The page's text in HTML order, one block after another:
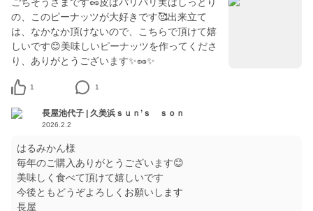
の、このピーナッツが大好きです🥰出来立て
は、なかなか頂けないので、こちらで頂けて嬉
しいです😊美味しいピーナッツを作ってくださ
り、ありがとうございます✨🥜✨
1 1
長屋池代子 | 久美浜ｓｕｎ’ｓ ｓｏｎ
2026.2.2
はるみかん様
毎年のご購入ありがとうございます😊
美味しく食べて頂けて嬉しいです
今後ともどうぞよろしくお願いします
長屋